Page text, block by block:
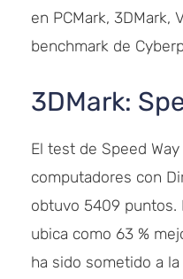
en PCMark, 3DMark,
benchmark de
3DMark:
El test de Speed
computadores con
obtuvo 5409 puntos.
ubica como 63 %
ha sido sometido a